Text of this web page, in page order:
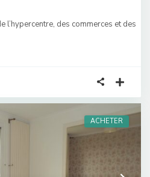
l’hypercentre, des commerces et des
ACHETER